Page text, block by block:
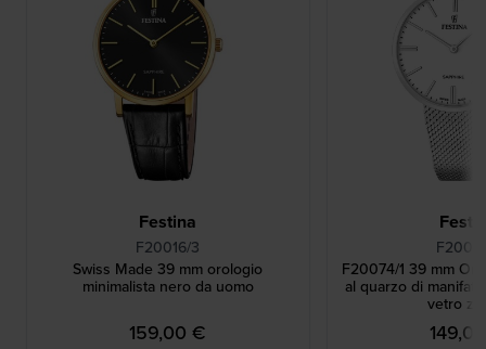
Festina
F20016/3
Swiss Made 39 mm orologio
minimalista nero da uomo
159,00 €
F20074/1 39 mm
al quarzo di
vetro